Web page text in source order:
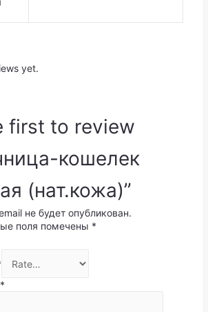
yet.
first to review
кошелек
(нат.кожа)”
не будет опубликован.
поля помечены *
*